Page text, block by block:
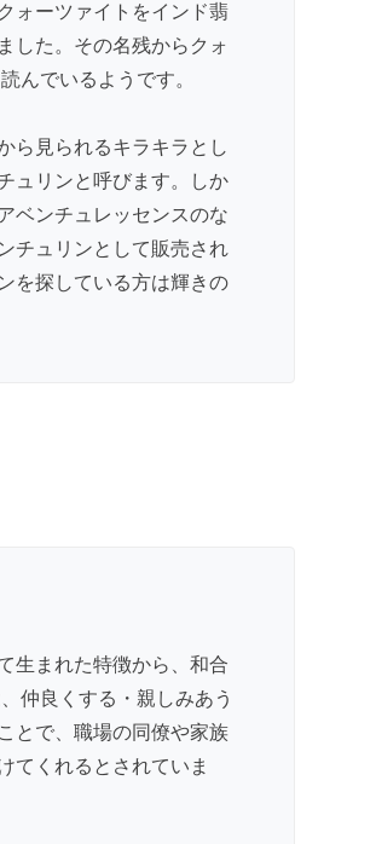
ォーツァイトをインド翡
した。その名残からクォ
んでいるようです。
ら見られるキラキラとし
ュリンと呼びます。しか
ベンチュレッセンスのな
チュリンとして販売され
を探している方は輝きの
生まれた特徴から、和合
仲良くする・親しみあう
とで、職場の同僚や家族
てくれるとされていま